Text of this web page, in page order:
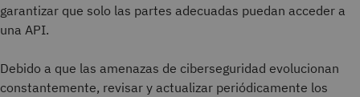
garantizar que solo las partes adecuadas puedan acceder a
una API.
Debido a que las amenazas de ciberseguridad evolucionan
constantemente, revisar y actualizar periódicamente los